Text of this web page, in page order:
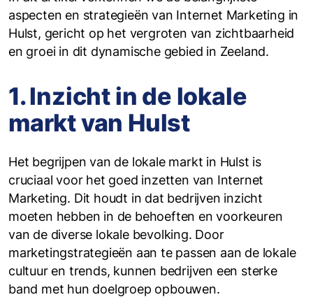
aspecten en strategieën van Internet Marketing in
Hulst, gericht op het vergroten van zichtbaarheid
en groei in dit dynamische gebied in Zeeland.
1. Inzicht in de lokale
markt van Hulst
Het begrijpen van de lokale markt in Hulst is
cruciaal voor het goed inzetten van Internet
Marketing. Dit houdt in dat bedrijven inzicht
moeten hebben in de behoeften en voorkeuren
van de diverse lokale bevolking. Door
marketingstrategieën aan te passen aan de lokale
cultuur en trends, kunnen bedrijven een sterke
band met hun doelgroep opbouwen.